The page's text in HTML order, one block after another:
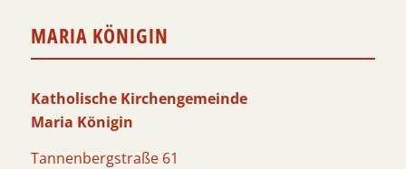
MARIA KÖNIGIN
Katholische Kirchengemeinde
Maria Königin
Tannenbergstraße 61